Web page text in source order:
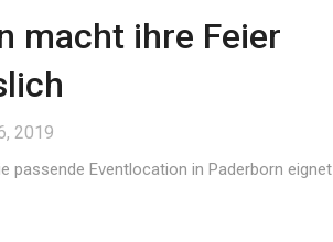
macht ihre Feier
2019
passende Eventlocation in Paderborn eignet